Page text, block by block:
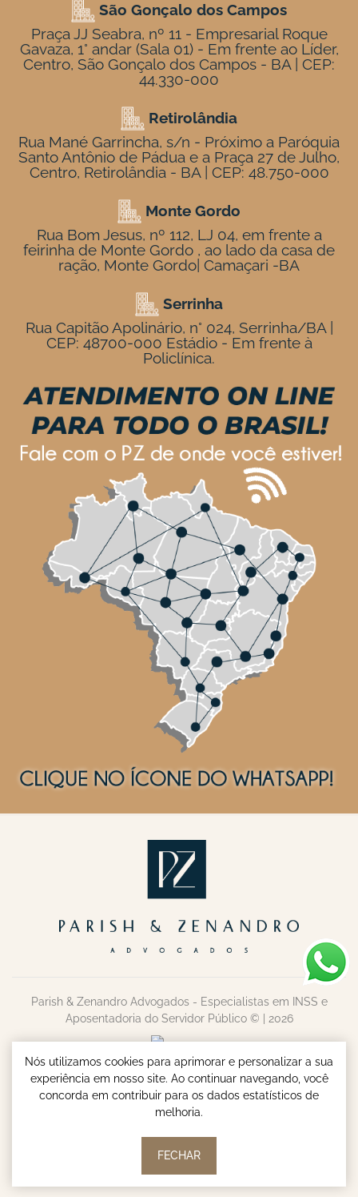
São Gonçalo dos Campos
Praça JJ Seabra, nº 11 - Empresarial Roque
Gavaza, 1° andar (Sala 01) - Em frente ao Líder,
Centro, São Gonçalo dos Campos - BA | CEP:
44.330-000
Retirolândia
Rua Mané Garrincha, s/n - Próximo a Paróquia
Santo Antônio de Pádua e a Praça 27 de Julho,
Centro, Retirolândia - BA | CEP: 48.750-000
Monte Gordo
Rua Bom Jesus, nº 112, LJ 04, em frente a
feirinha de Monte Gordo , ao lado da casa de
ração, Monte Gordo| Camaçari -BA
Serrinha
Rua Capitão Apolinário, n° 024, Serrinha/BA |
CEP: 48700-000 Estádio - Em frente à
Policlínica.
Parish & Zenandro Advogados - Especialistas em INSS e
Aposentadoria do Servidor Público © | 2026
Nós utilizamos cookies para aprimorar e personalizar a sua
experiência em nosso site. Ao continuar navegando, você
concorda em contribuir para os dados estatísticos de
melhoria.
FECHAR